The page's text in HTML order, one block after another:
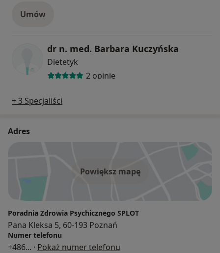
Umów
dr n. med. Barbara Kuczyńska
Dietetyk
2 opinie
+ 3 Specjaliści
Adres
Powiększ mapę
Poradnia Zdrowia Psychicznego SPLOT
Pana Kleksa 5, 60-193 Poznań
Numer telefonu
+486... · Pokaż numer telefonu